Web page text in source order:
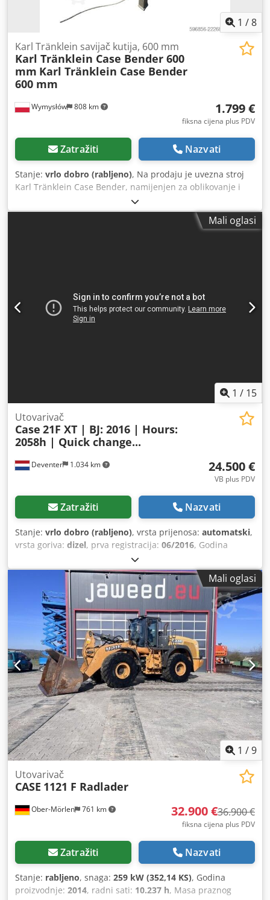
1 /8
Wymysłów 808 km
Karl Tränklein savijač kutija, 600 mm
Karl Tränklein Case Bender 600
mm Karl Tränklein Case Bender
600 mm
1.799 €
fiksna cijena plus PDV
Zatražiti Nazvati
Stanje: vrlo dobro (rabljeno), Na prodaju je uvezna stroj
Karl Tränklein Case Bender, namijenjen za oblikovanje i
savijanje hrbata korica knjiga u tvrdom uvezu. Uređaj daje
koricama odgovarajući radijus, što omogućuje savršeno
prianjanje uz knjižni blok. Stroj je opremljen podesivim
Podešavanje pritiska valjaka Stabilna lijevana konstrukcija
Električni pogon Radni stol Stanje: rabljeno Primjena:
proizvodnja knjiga u tvrdom uvezu, uvezne radionice,
Mali oglasi
1 / 15
Deventer 1.034 km
Utovarivač
Case 21F XT | BJ: 2016 | Hours:
2058h | Quick change...
24.500 €
VB plus PDV
Zatražiti Nazvati
Stanje: vrlo dobro (rabljeno), vrsta prijenosa: automatski,
vrsta goriva: dizel, prva registracija: 06/2016, Godina
, radni sati:2.058 h
Mali oglasi
1 /9
Ober-Mörlen 761 km
Utovarivač
CASE 1121 F Radlader
32.900 €36.900 €
fiksna cijena plus PDV
Zatražiti Nazvati
Stanje: rabljeno, snaga: 259 kW (352,14 KS), Godina
proizvodnje: 2014, radni sati: 10.237 h, Masa praznog